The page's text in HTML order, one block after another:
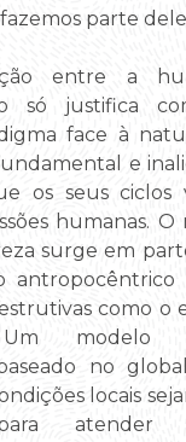
parte
entre a
só justifica
face à
e
os seus ciclos
humanas.
surge em
antropocêntrico
como o
Um modelo
no
locais
atender